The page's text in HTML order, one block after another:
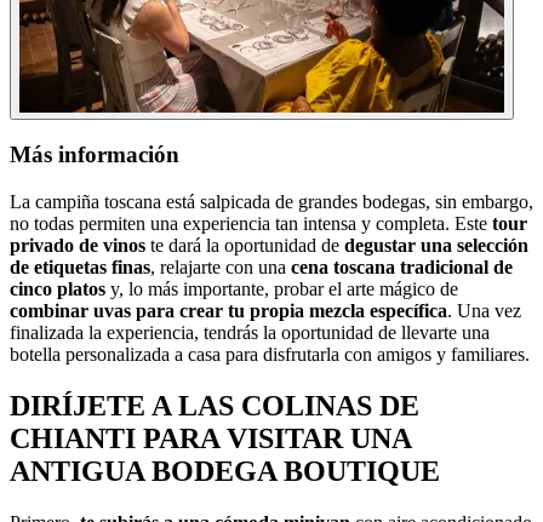
Más información
La campiña toscana está salpicada de grandes bodegas, sin embargo,
no todas permiten una experiencia tan intensa y completa. Este tour
privado de vinos te dará la oportunidad de degustar una selección
de etiquetas finas, relajarte con una cena toscana tradicional de
cinco platos y, lo más importante, probar el arte mágico de
combinar uvas para crear tu propia mezcla específica. Una vez
finalizada la experiencia, tendrás la oportunidad de llevarte una
botella personalizada a casa para disfrutarla con amigos y familiares.
DIRÍJETE A LAS COLINAS DE
CHIANTI PARA VISITAR UNA
ANTIGUA BODEGA BOUTIQUE